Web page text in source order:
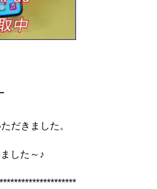
だきました。
した～♪